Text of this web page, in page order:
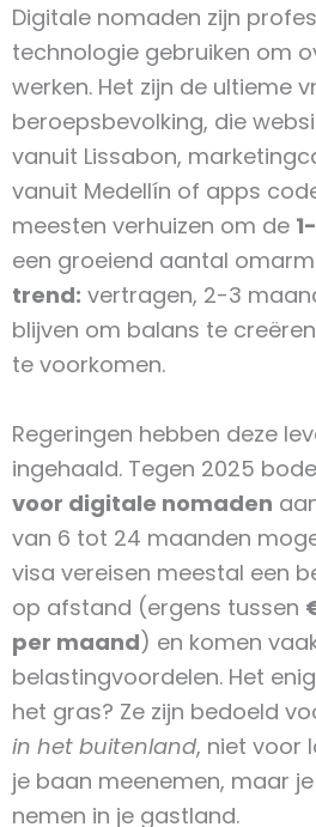
Digitale nomaden zijn
technologie gebruiken om
werken. Het zijn de ultieme
beroepsbevolking, die
vanuit Lissabon,
vanuit Medellín of apps
meesten verhuizen om de
een groeiend aantal
trend: vertragen, 2-3
blijven om balans te
te voorkomen.
Regeringen hebben deze
ingehaald. Tegen 2025
voor digitale nomaden
van 6 tot 24 maanden
visa vereisen meestal een
op afstand (ergens tussen
per maand) en komen
belastingvoordelen. Het
het gras? Ze zijn bedoeld
in het buitenland, niet voor
je baan meenemen, maar
nemen in je gastland.